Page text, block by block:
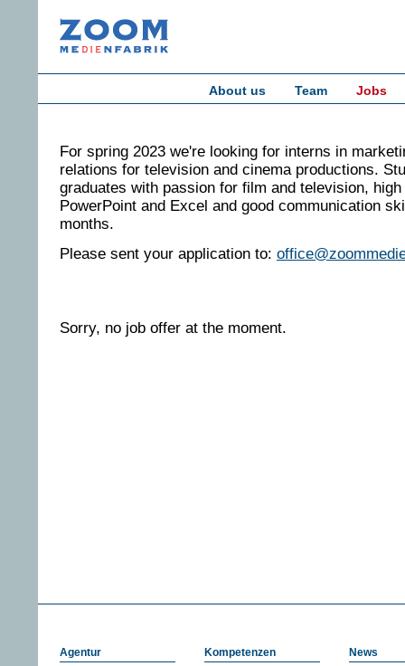
About us Team Jobs
For spring 2023 we're looking for interns in
relations for television and cinema productions.
graduates with passion for film and television,
PowerPoint and Excel and good communication
months.
Please sent your application to:
Sorry, no job offer at the moment.
Agentur
Kompetenzen
News